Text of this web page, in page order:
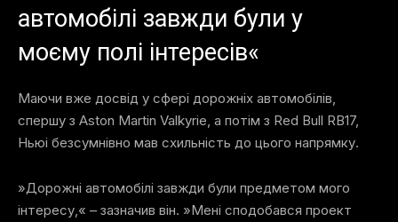
автомобілі завжди були у
моєму полі інтересів«
Маючи вже досвід у сфері дорожніх автомобілів,
спершу з Aston Martin Valkyrie, а потім з Red Bull RB17,
Ньюі безсумнівно мав схильність до цього напрямку.
»Дорожні автомобілі завжди були предметом мого
інтересу,« – зазначив він. »Мені сподобався проект